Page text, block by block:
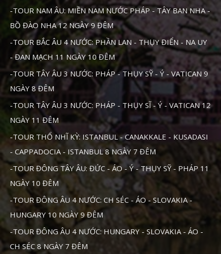
-TOUR NAM ÂU: MIỀN NAM NƯỚC PHÁP - TÂY BAN NHA -
BỒ ĐÀO NHA 12 NGÀY 9 ĐÊM
-TOUR BẮC ÂU 4 NƯỚC: PHẦN LAN - THỤY ĐIỂN - NA UY
- ĐAN MẠCH 11 NGÀY 10 ĐÊM
-TOUR TÂY ÂU 3 NƯỚC: PHÁP - THỤY SỸ - Ý - VATICAN 9
NGÀY 8 ĐÊM
-TOUR TÂY ÂU 3 NƯỚC: PHÁP - THỤY SĨ - Ý - VATICAN 12
NGÀY 11 ĐÊM
-TOUR THỔ NHĨ KỲ: ISTANBUL - CANAKKALE - KUSADASI
- CAPPADOCIA - ISTANBUL 8 NGÀY 7 ĐÊM
-TOUR ĐÔNG TÂY ÂU: ĐỨC - ÁO - Ý - THỤY SỸ - PHÁP 11
NGÀY 10 ĐÊM
-TOUR ĐÔNG ÂU 4 NƯỚC: CH SÉC - ÁO - SLOVAKIA -
HUNGARY 10 NGÀY 9 ĐÊM
-TOUR ĐÔNG ÂU 4 NƯỚC: HUNGARY - SLOVAKIA - ÁO -
CH SÉC 8 NGÀY 7 ĐÊM